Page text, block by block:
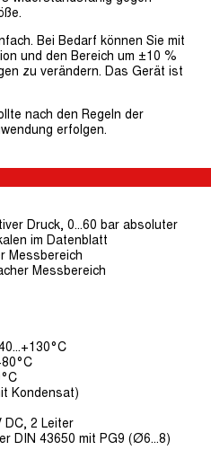
Bei Bedarf können Sie mit
und den Bereich um ±10 %
zu verändern. Das Gerät ist
nach den Regeln der
erfolgen.
Druck, 0...60 bar absoluter
im Datenblatt
Messbereich
Messbereich
Kondensat)
DC, 2 Leiter
DIN 43650 mit PG9 (Ø6...8)